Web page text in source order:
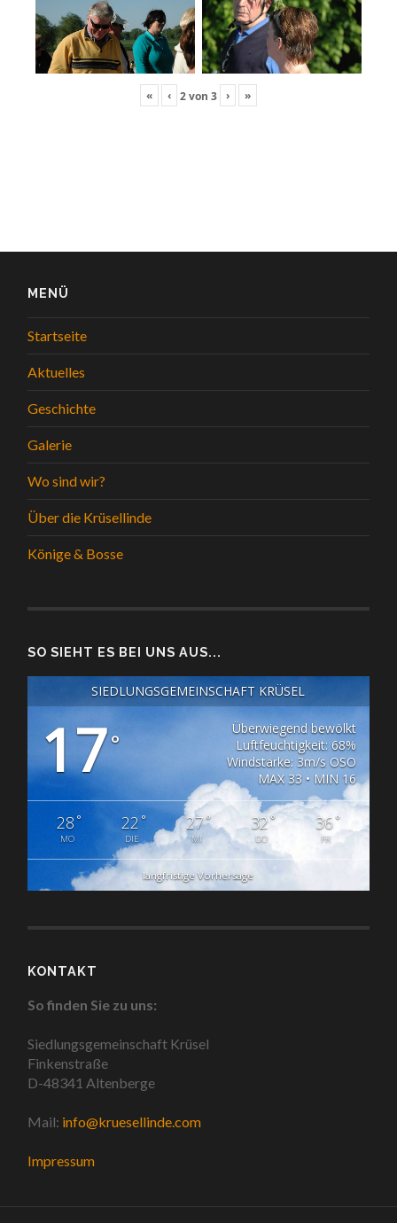
« ‹ 2von 3 › »
MENÜ
Startseite
Aktuelles
Geschichte
Galerie
Wo sind wir?
Über die Krüsellinde
Könige & Bosse
SO SIEHT ES BEI UNS AUS...
SIEDLUNGSGEMEINSCHAFT KRÜSEL
17°
Überwiegend bewölkt
Luftfeuchtigkeit: 68%
Windstärke: 3m/s OSO
MAX 33 • MIN 16
28°
MO
22 °
DIE
27°
MI
32°
DO
36°
FR
langfristige Vorhersage
KONTAKT
So finden Sie zu uns:
Siedlungsgemeinschaft Krüsel
Finkenstraße
D-48341 Altenberge
Mail: info@kruesellinde.com
Impressum